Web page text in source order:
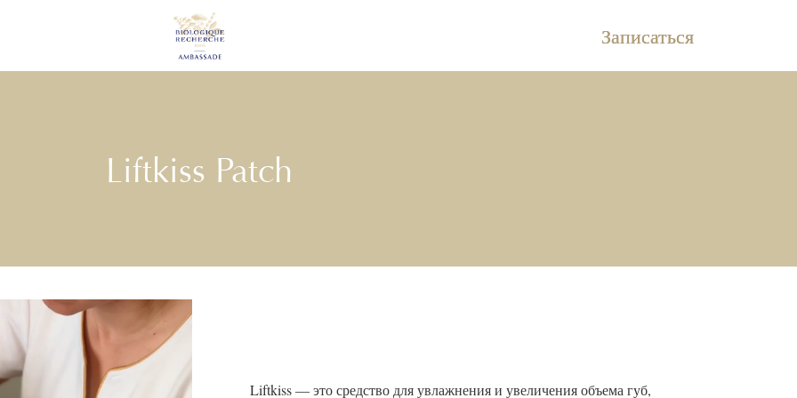
Записаться
Liftkiss Patch
Liftkiss — это средство для увлажнения и увеличения объема губ,